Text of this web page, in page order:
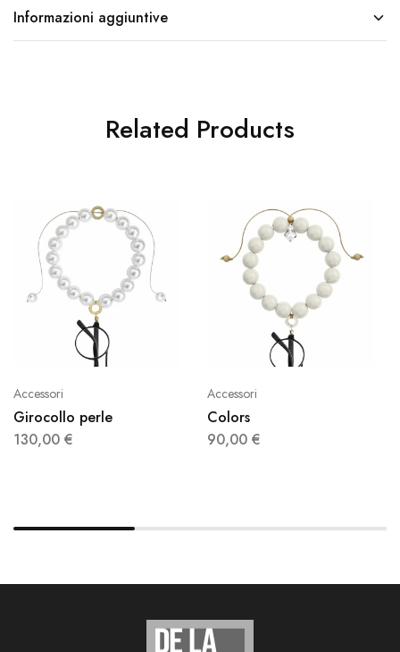
Informazioni aggiuntive
Related Products
Accessori
Girocollo perle
130,00 €
Accessori
Colors
90,00 €